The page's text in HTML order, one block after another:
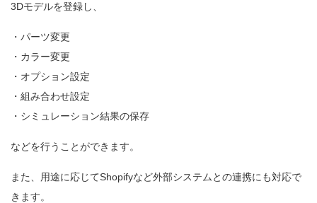
3Dモデルを登録し、
・パーツ変更
・カラー変更
・オプション設定
・組み合わせ設定
・シミュレーション結果の保存
などを行うことができます。
また、用途に応じてShopifyなど外部システムとの連携にも対応で
きます。